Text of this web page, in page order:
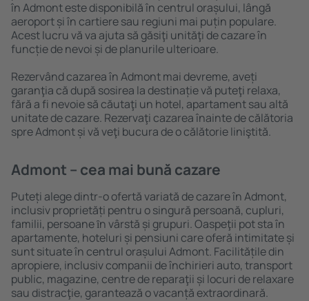
în Admont este disponibilă în centrul orașului, lângă
aeroport și în cartiere sau regiuni mai puțin populare.
Acest lucru vă va ajuta să găsiţi unităţi de cazare în
funcție de nevoi și de planurile ulterioare.
Rezervând cazarea în Admont mai devreme, aveți
garanţia că după sosirea la destinație vă puteţi relaxa,
fără a fi nevoie să căutaţi un hotel, apartament sau altă
unitate de cazare. Rezervaţi cazarea înainte de călătoria
spre Admont și vă veţi bucura de o călătorie liniştită.
Admont – cea mai bună cazare
Puteți alege dintr-o ofertă variată de cazare în Admont,
inclusiv proprietăți pentru o singură persoană, cupluri,
familii, persoane ȋn vârstă și grupuri. Oaspeţii pot sta în
apartamente, hoteluri și pensiuni care oferă intimitate și
sunt situate în centrul orașului Admont. Facilitățile din
apropiere, inclusiv companii de închirieri auto, transport
public, magazine, centre de reparaţii și locuri de relaxare
sau distracţie, garantează o vacanță extraordinară.